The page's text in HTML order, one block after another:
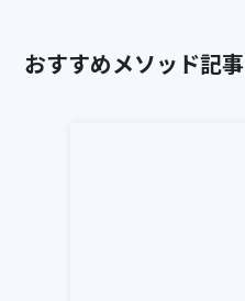
おすすめメソッド記事